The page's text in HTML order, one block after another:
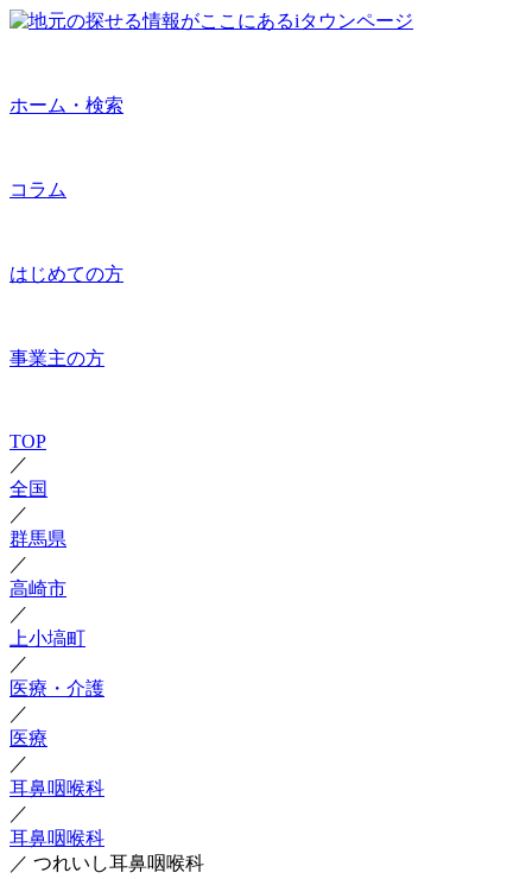
ホーム・検索
コラム
はじめての方
事業主の方
TOP
／
全国
／
群馬県
／
高崎市
／
上小塙町
／
医療・介護
／
医療
／
耳鼻咽喉科
／
耳鼻咽喉科
／ つれいし耳鼻咽喉科